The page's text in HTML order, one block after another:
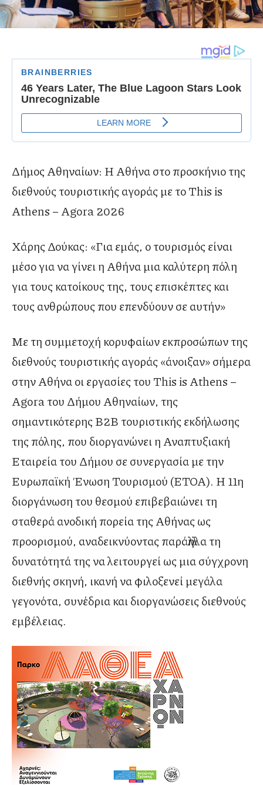
Δήμος Αθηναίων: Η Αθήνα στο προσκήνιο της
διεθνούς τουριστικής αγοράς με το This is
Athens – Agora 2026
Χάρης Δούκας: «Για εμάς, ο τουρισμός είναι
μέσο για να γίνει η Αθήνα μια καλύτερη πόλη
για τους κατοίκους της, τους επισκέπτες και
τους ανθρώπους που επενδύουν σε αυτήν»
Με τη συμμετοχή κορυφαίων εκπροσώπων της
διεθνούς τουριστικής αγοράς «άνοιξαν» σήμερα
στην Αθήνα οι εργασίες του This is Athens –
Agora του Δήμου Αθηναίων, της
σημαντικότερης B2B τουριστικής εκδήλωσης
της πόλης, που διοργανώνει η Αναπτυξιακή
Εταιρεία του Δήμου σε συνεργασία με την
Ευρωπαϊκή Ένωση Τουρισμού (ETOA). Η 11η
διοργάνωση του θεσμού επιβεβαιώνει τη
σταθερά ανοδική πορεία της Αθήνας ως
προορισμού, αναδεικνύοντας παράλληλα τη
δυνατότητά της να λειτουργεί ως μια σύγχρονη
διεθνής σκηνή, ικανή να φιλοξενεί μεγάλα
γεγονότα, συνέδρια και διοργανώσεις διεθνούς
εμβέλειας.